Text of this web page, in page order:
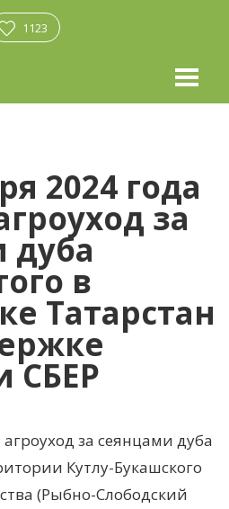
1123
2024 года
за
дуба
в
Татарстан
СБЕР
за сеянцами дуба
Кутлу-Букашского
(Рыбно-Слободский